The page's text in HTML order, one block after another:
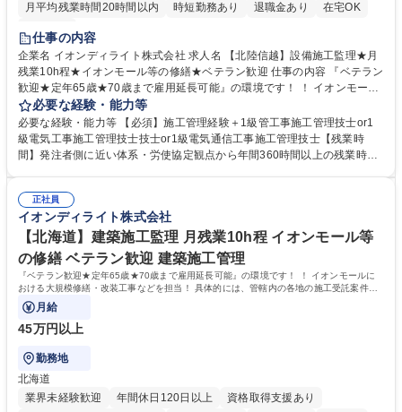
月平均残業時間20時間以内
時短勤務あり 退職金あり
在宅OK
服装自由
仕事の内容
企業名 イオンディライト株式会社 求人名 【北陸信越】設備施工監理★月
残業10h程★イオンモール等の修繕★ベテラン歓迎 仕事の内容 『ベテラン
歓迎★定年65歳★70歳まで雇用延長可能』の環境です！ ！ イオンモール
における大規模修繕・改装工事などを担当！ 具体的には、管轄内の各地の
施工受託案件を担当いただきゼネコン、 施工業者との折衝、現地での作業
管理等を行います！ 【業務】■工事実施前の準備（各種書類申請／工程表
等スケジュール確認）■工事実施期間における施工管理（安全／品質） ■
Bも意識しつつ安定性の高い当社で是非経験を生かしてみませんか！ 募集
職種 【北陸信越】設備施工監理★月残業10h程★イオンモール等の修繕★
ベテラン歓迎
必要な経験・能力等
必要な経験・能力等 【必須】施工管理経験＋1級管工事施工管理技士or1
級電気工事施工管理技士技士or1級電気通信工事施工管理技士【残業時
間】発注者側に近い体系・労使協定観点から年間360時間以上の残業時間
特色】イオングループ5本柱の1つであるサービス事業を行ってい る会社
です。ビルメンテナンス・施工改修・自動販売機・清掃業務と幅広 い業務
を行い多角化しており、イオングループからの安定した受注で2020 年以
降も成長が見込める事業内容となっております 学歴・資格 学歴：大学院
大学 高専 短大 専修学校 高校 語学力： 資格：1級電気工事施工管理技士 1
級管工事施工管理技士
正社員
イオンディライト株式会社
【北海道】建築施工監理 月残業10h程 イオンモール等
の修繕 ベテラン歓迎 建築施工管理
『ベテラン歓迎★定年65歳★70歳まで雇用延長可能』の環境です！ ！ イオンモールに
おける大規模修繕・改装工事などを担当！ 具体的には、管轄内の各地の施工受託案件を
担当いただきゼネコン、
月給
45万円以上
勤務地
北海道
業界未経験歓迎
年間休日120日以上
資格取得支援あり